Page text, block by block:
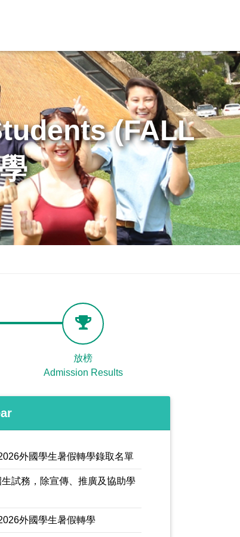
(FALL
放榜
Admission Results
外國學生暑假轉學錄取名單
試務，除宣傳、推廣及協助學
外國學生暑假轉學